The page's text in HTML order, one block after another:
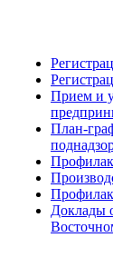
Прием и
План-
Доклады